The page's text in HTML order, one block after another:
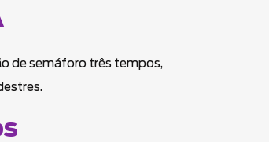
de semáforo três tempos,